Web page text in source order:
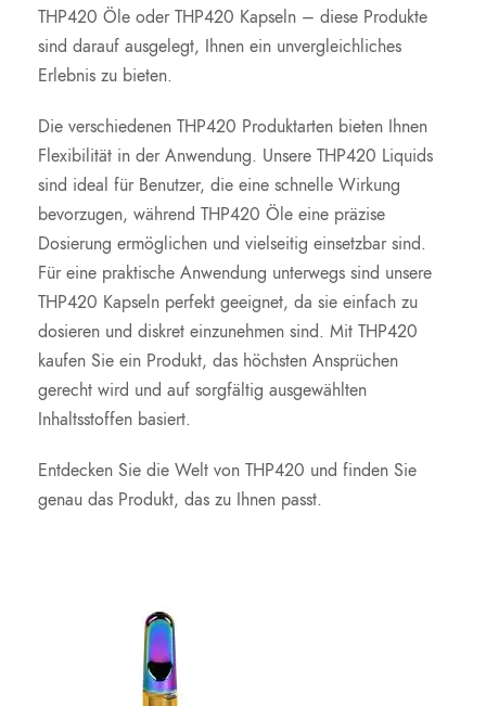
THP420 Öle oder THP420 Kapseln – diese Produkte
sind darauf ausgelegt, Ihnen ein unvergleichliches
Erlebnis zu bieten.
Die verschiedenen THP420 Produktarten bieten Ihnen
Flexibilität in der Anwendung. Unsere THP420 Liquids
sind ideal für Benutzer, die eine schnelle Wirkung
bevorzugen, während THP420 Öle eine präzise
Dosierung ermöglichen und vielseitig einsetzbar sind.
Für eine praktische Anwendung unterwegs sind unsere
THP420 Kapseln perfekt geeignet, da sie einfach zu
dosieren und diskret einzunehmen sind. Mit THP420
kaufen Sie ein Produkt, das höchsten Ansprüchen
gerecht wird und auf sorgfältig ausgewählten
Inhaltsstoffen basiert.
Entdecken Sie die Welt von THP420 und finden Sie
genau das Produkt, das zu Ihnen passt.